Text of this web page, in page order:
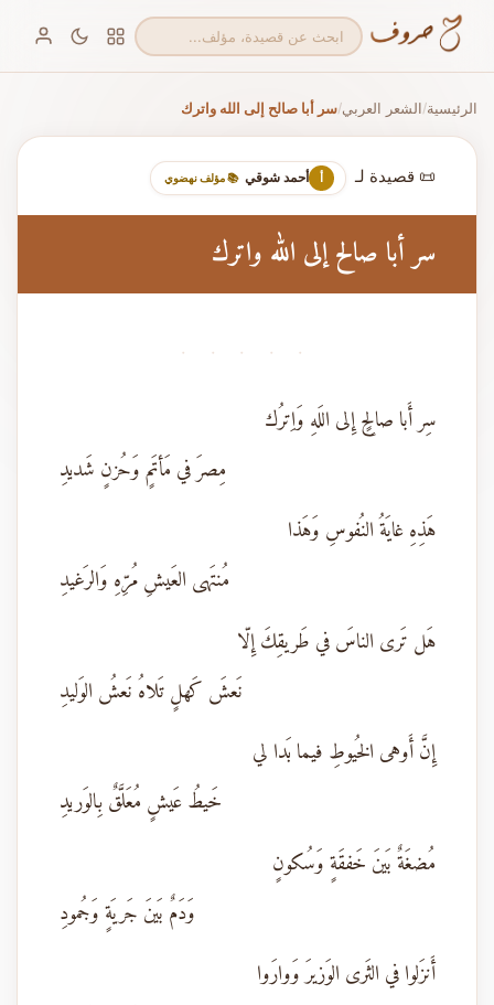
الرئيسية/الشعر العربي/سر أبا صالح إلى الله واترك
📜 قصيدة لـ أ أحمد شوقي 📚 مؤلف نهضوي
سر أبا صالح إلى الله واترك
· · · · ·
سِر أَبا صالِحٍ إِلى اللَهِ وَاِترُك
مِصرَ في مَأتَمٍ وَحُزنٍ شَديدِ
هَذِهِ غايَةُ النُفوسِ وَهَذا
مُنتَهى العَيشِ مُرِّهِ وَالرَغيدِ
هَل تَرى الناسَ في طَريقِكَ إِلّا
نَعشَ كَهلٍ تَلاهُ نَعشُ الوَليدِ
إِنَّ أَوهى الخُيوطِ فيما بَدا لي
خَيطُ عَيشٍ مُعَلَّقٌ بِالوَريدِ
مُضغَةٌ بَينَ خَفقَةٍ وَسُكونٍ
وَدَمٌ بَينَ جَريَةٍ وَجُمودِ
أَنزَلوا في الثَرى الوَزيرَ وَوارَوا